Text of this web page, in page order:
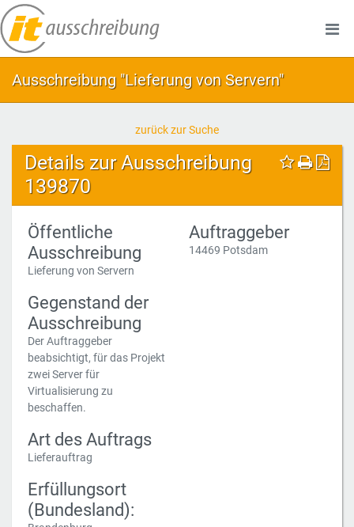
Ausschreibung "Lieferung von Servern"
zurück zur Suche
Details zur Ausschreibung
139870
Öffentliche
Ausschreibung
Lieferung von Servern
Gegenstand der
Ausschreibung
Der Auftraggeber
beabsichtigt, für das Projekt
zwei Server für
Virtualisierung zu
beschaffen.
Art des Auftrags
Lieferauftrag
Erfüllungsort
(Bundesland):
Auftraggeber
14469 Potsdam